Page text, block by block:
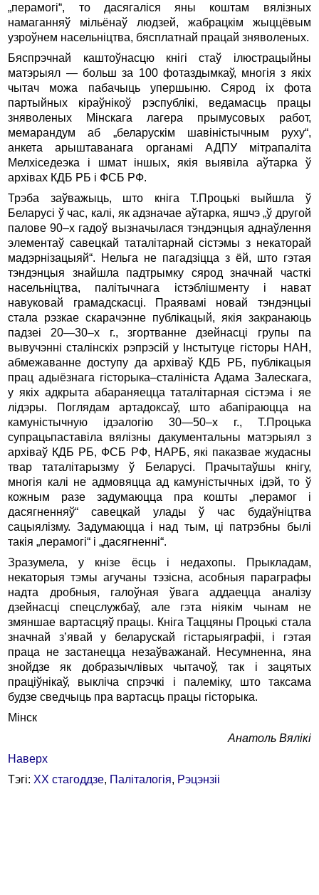
„перамогі“, то дасягаліся яны коштам вялізных
намаганняў мільёнаў людзей, жабрацкім жыццёвым
узроўнем насельніцтва, бясплатнай працай зняволеных.
Бяспрэчнай каштоўнасцю кнігі стаў ілюстрацыйны
матэрыял — больш за 100 фотаздымкаў, многія з якіх
чытач можа пабачыць упершыню. Сярод іх фота
партыйных кіраўнікоў рэспублікі, ведамасць працы
зняволеных Мінскага лагера прымусовых работ,
мемарандум аб „беларускім шавіністычным руху“,
анкета арыштаванага органамі АДПУ мітрапаліта
Мелхіседеэка і шмат іншых, якія выявіла аўтарка ў
архівах КДБ РБ і ФСБ РФ.
Трэба заўважыць, што кніга Т.Процькі выйшла ў
Беларусі ў час, калі, як адзначае аўтарка, яшчэ „ў другой
палове 90–х гадоў вызначылася тэндэнцыя аднаўлення
элементаў савецкай таталітарнай сістэмы з некаторай
мадэрнізацыяй“. Нельга не пагадзіцца з ёй, што гэтая
тэндэнцыя знайшла падтрымку сярод значнай часткі
насельніцтва, палітычнага істэблішменту і нават
навуковай грамадскасці. Праявамі новай тэндэнцыі
стала рэзкае скарачэнне публікацый, якія закранаюць
падзеі 20—30–х г., згортванне дзейнасці групы па
вывучэнні сталінскіх рэпрэсій у Інстытуце гісторы НАН,
абмежаванне доступу да архіваў КДБ РБ, публікацыя
прац адыёзнага гісторыка–сталініста Адама Залескага,
у якіх адкрыта абараняецца таталітарная сістэма і яе
лідэры. Поглядам артадоксаў, што абапіраюцца на
камуністычную ідэалогію 30—50–х г., Т.Процька
супрацьпаставіла вялізны дакументальны матэрыял з
архіваў КДБ РБ, ФСБ РФ, НАРБ, які паказвае жудасны
твар таталітарызму ў Беларусі. Прачытаўшы кнігу,
многія калі не адмовяцца ад камуністычных ідэй, то ў
кожным разе задумаюцца пра кошты „перамог і
дасягненняў“ савецкай улады ў час будаўніцтва
сацыялізму. Задумаюцца і над тым, ці патрэбны былі
такія „перамогі“ і „дасягненні“.
Зразумела, у кнізе ёсць і недахопы. Прыкладам,
некаторыя тэмы агучаны тэзісна, асобныя параграфы
надта дробныя, галоўная ўвага аддаецца аналізу
дзейнасці спецслужбаў, але гэта ніякім чынам не
змяншае вартасцяў працы. Кніга Таццяны Процькі стала
значнай з’явай у беларускай гістарыяграфіі, і гэтая
праца не застанецца незаўважанай. Несумненна, яна
знойдзе як добразычлівых чытачоў, так і зацятых
праціўнікаў, выклі­ча спрэчкі і палеміку, што таксама
будзе сведчыць пра вартасць працы гісторыка.
Мінск
Анатоль Вялікі
Наверх
Тэгі: XX стагоддзе, Паліталогія, Рэцэнзіі